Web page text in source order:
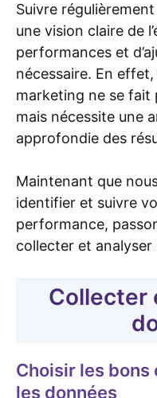
Suivre
une vision claire de
performances et
nécessaire. En
marketing ne se fait
mais nécessite une
approfondie des
Maintenant que
identifier et suivre
performance,
collecter et analyser
Collecter
Choisir les
les données